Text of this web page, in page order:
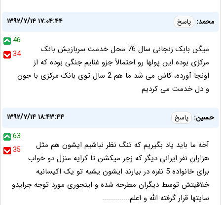
محمد: پاسخ
۱۳۹۲/۷/۱۴ ۱۷:۰۴:۴۴
46
34
میگن بابک زنجانی سال 76 محل خدمت سربازیش بانک
مرکزی بوده این پولها رو احتمالاً جزو غنایم جنگی بوده که از
اونجا آورده، کاش می شد ما هم 2 سال توی بانک مرکزی با جون
و دل خدمت می کردیم
حسین: پاسخ
۱۳۹۲/۷/۱۴ ۱۸:۴۳:۴۴
63
35
آخه ما باید یاد بگیریم که تنگ نظر نباشیم ایشون هم مثل
هزاران نفر ایرانی دیگر که زجر میکشن تا کرایه منزل دو خواب
برای خانواده 5 نفره در بیارند ایشون یشبه تو یک اکیسانیه
خلاقیتش توسط دیگران مطرحه شده و اینجوری مورد توجه جرایدو
سایتها قرار گرفته الله و اعلم..............